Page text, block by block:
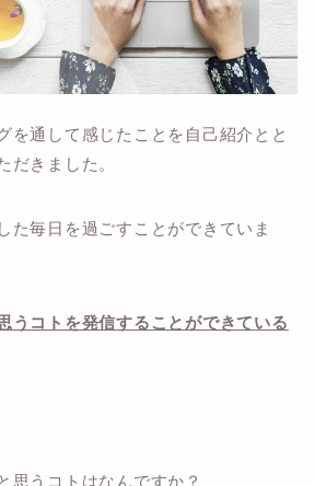
を通して感じたことを自己紹介とと
だきました。
た毎日を過ごすことができていま
うコトを発信することができている
思うコトはなんですか？